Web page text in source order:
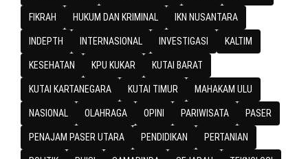
FIKRAH HUKUM DAN KRIMINAL IKN NUSANTARA
INDEPTH INTERNASIONAL INVESTIGASI KALTIM
KESEHATAN KPU KUKAR KUTAI BARAT
KUTAI KARTANEGARA KUTAI TIMUR MAHAKAM ULU
NASIONAL OLAHRAGA OPINI PARIWISATA PASER
PENAJAM PASER UTARA PENDIDIKAN PERTANIAN